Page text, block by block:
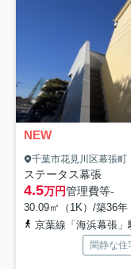
NEW
千葉市花見川区幕張町
ステータス幕張
4.5万円管理費等-
30.09㎡（1K）/築36年
京葉線「海浜幕張」
閑静な住